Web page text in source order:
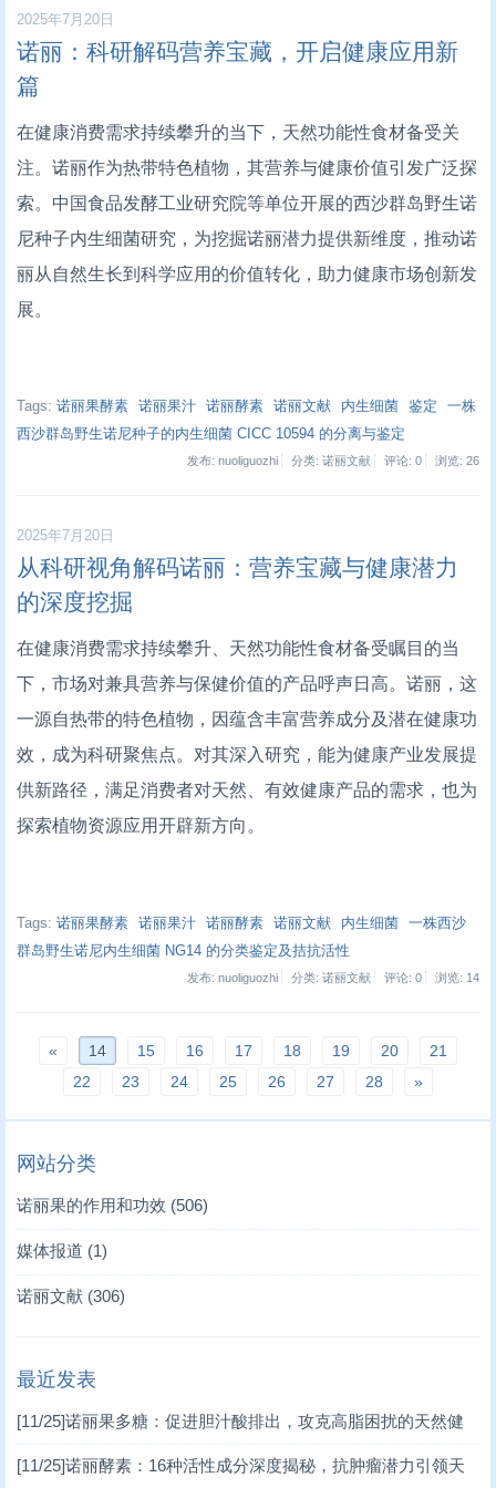
2025年7月20日
诺丽：科研解码营养宝藏，开启健康应用新
篇
在健康消费需求持续攀升的当下，天然功能性食材备受关
注。诺丽作为热带特色植物，其营养与健康价值引发广泛探
索。中国食品发酵工业研究院等单位开展的西沙群岛野生诺
尼种子内生细菌研究，为挖掘诺丽潜力提供新维度，推动诺
丽从自然生长到科学应用的价值转化，助力健康市场创新发
展。
Tags: 诺丽果酵素 诺丽果汁 诺丽酵素 诺丽文献 内生细菌 鉴定
一株
西沙群岛野生诺尼种子的内生细菌 CICC 10594 的分离与鉴定
发布: nuoliguozhi 分类: 诺丽文献 评论: 0 浏览: 26
2025年7月20日
从科研视角解码诺丽：营养宝藏与健康潜力
的深度挖掘
在健康消费需求持续攀升、天然功能性食材备受瞩目的当
下，市场对兼具营养与保健价值的产品呼声日高。诺丽，这
一源自热带的特色植物，因蕴含丰富营养成分及潜在健康功
效，成为科研聚焦点。对其深入研究，能为健康产业发展提
供新路径，满足消费者对天然、有效健康产品的需求，也为
探索植物资源应用开辟新方向。
Tags: 诺丽果酵素 诺丽果汁 诺丽酵素 诺丽文献 内生细菌
一株西沙
群岛野生诺尼内生细菌 NG14 的分类鉴定及拮抗活性
发布: nuoliguozhi 分类: 诺丽文献 评论: 0 浏览: 14
« 14 15 16 17 18 19 20
21
22
23 24 25 26 27 28 »
网站分类
诺丽果的作用和功效 (506)
媒体报道 (1)
诺丽文献 (306)
最近发表
[11/25]诺丽果多糖：促进胆汁酸排出，攻克高脂困扰的天然健
康密码
[11/25]诺丽酵素：16种活性成分深度揭秘，抗肿瘤潜力引领天